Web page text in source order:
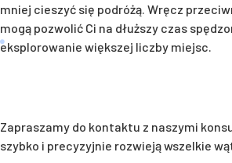
mniej cieszyć się podróżą. Wręcz
mogą pozwolić Ci na dłuższy czas
eksplorowanie większej liczby miejsc.
Zapraszamy do kontaktu z naszymi
szybko i precyzyjnie rozwieją wszelkie